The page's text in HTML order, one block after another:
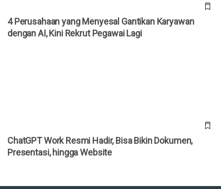
4 Perusahaan yang Menyesal Gantikan Karyawan
dengan AI, Kini Rekrut Pegawai Lagi
ChatGPT Work Resmi Hadir, Bisa Bikin Dokumen,
Presentasi, hingga Website